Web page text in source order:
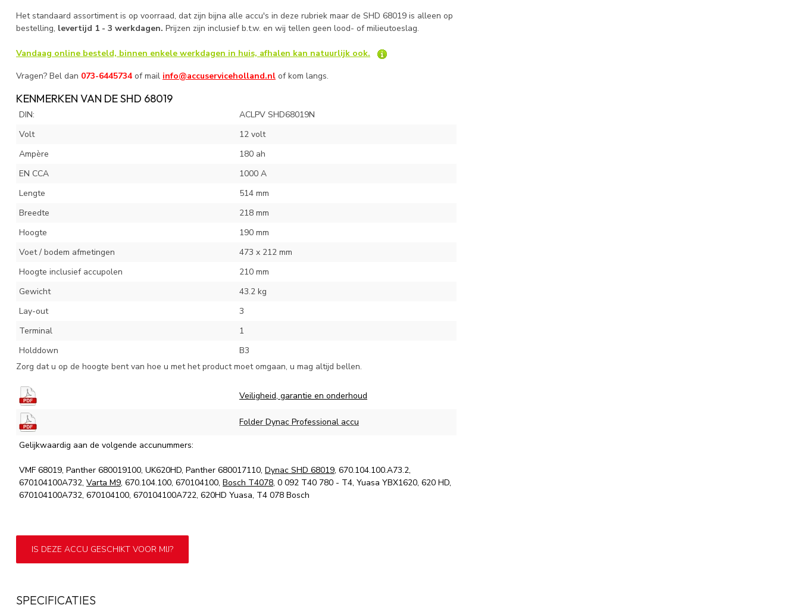
Het standaard assortiment is op voorraad, dat zijn bijna alle accu's in deze rubriek maar de SHD 68019 is alleen op
bestelling, levertijd 1 - 3 werkdagen. Prijzen zijn inclusief b.t.w. en wij tellen geen lood- of milieutoeslag.
Vandaag online besteld, binnen enkele werkdagen in huis, afhalen kan natuurlijk ook.
Vragen? Bel dan 073-6445734 of mail info@accuserviceholland.nl of kom langs.
KENMERKEN VAN DE SHD 68019
DIN:
ACLPV SHD68019N
Volt
12 volt
Ampère
180 ah
EN CCA
1000 A
Lengte
514 mm
Breedte
218 mm
Hoogte
190 mm
Voet / bodem afmetingen
473 x 212 mm
Hoogte inclusief accupolen
210 mm
Gewicht
43.2 kg
Lay-out
3
Terminal
1
Holddown
B3
Zorg dat u op de hoogte bent van hoe u met het product moet omgaan, u mag altijd bellen.
Veiligheid, garantie en onderhoud
Folder Dynac Professional accu
Gelijkwaardig aan de volgende accunummers:
VMF 68019, Panther 680019100, UK620HD, Panther 680017110, Dynac SHD 68019, 670.104.100.A73.2,
670104100A732, Varta M9, 670.104.100, 670104100, Bosch T4078, 0 092 T40 780 - T4, Yuasa YBX1620, 620 HD,
670104100A732, 670104100, 670104100A722, 620HD Yuasa, T4 078 Bosch
IS DEZE ACCU GESCHIKT VOOR MIJ?
SPECIFICATIES